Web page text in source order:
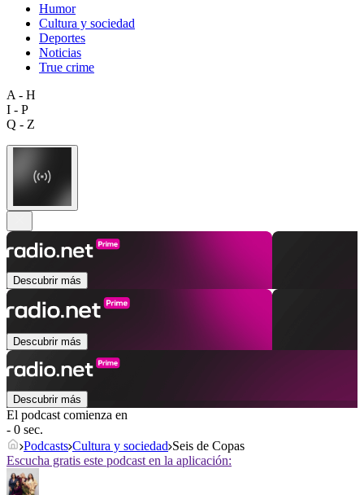
Humor
Cultura y sociedad
Deportes
Noticias
True crime
A - H
I - P
Q - Z
Descubrir más
Descubrir más
Descubrir más
El podcast comienza en
- 0 sec.
Podcasts Cultura y sociedad Seis de Copas
Escucha gratis este podcast en la aplicación: